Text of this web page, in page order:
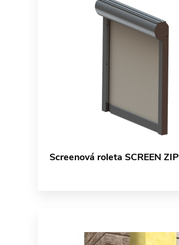
Screenová roleta SCREEN ZIP